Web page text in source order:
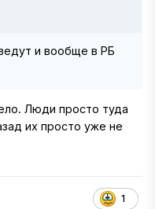
и вообще в РБ
Люди просто туда
их просто уже не
1